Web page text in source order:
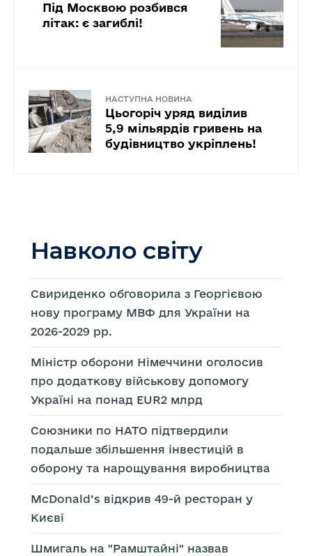
Під Москвою розбився
літак: є загиблі!
НАСТУПНА НОВИНА
Цьогоріч уряд виділив
5,9 мільярдів гривень на
будівництво укріплень!
Навколо світу
Свириденко обговорила з Георгієвою
нову програму МВФ для України на
2026-2029 рр.
Міністр оборони Німеччини оголосив
про додаткову військову допомогу
Україні на понад EUR2 млрд
Союзники по НАТО підтвердили
подальше збільшення інвестицій в
оборону та нарощування виробництва
McDonald’s відкрив 49-й ресторан у
Києві
Шмигаль на "Рамштайні" назвав